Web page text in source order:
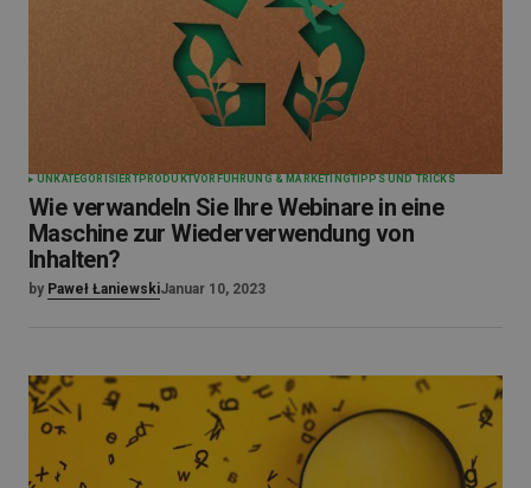
UNKATEGORISIERTPRODUKTVORFÜHRUNG & MARKETINGTIPPS UND TRICKS
Wie verwandeln Sie Ihre Webinare in eine
Maschine zur Wiederverwendung von
Inhalten?
by Paweł ŁaniewskiJanuar 10, 2023